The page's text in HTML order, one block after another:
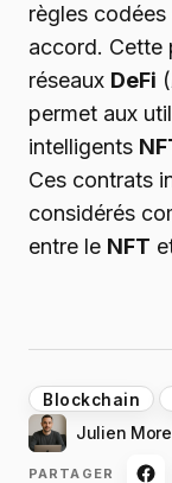
règles codées
accord. Cette
réseaux DeFi (
permet aux
intelligents
Ces contrats
considérés
entre le NFT
Blockchain
Julien
PARTAGER